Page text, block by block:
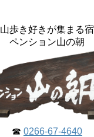
山歩き好きが集まる宿
ペンション山の朝
☎ 0266-67-4640